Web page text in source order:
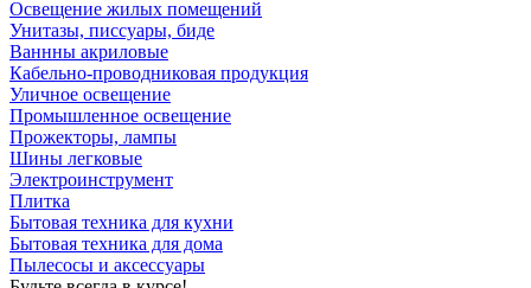
Освещение жилых помещений
Унитазы, писсуары, биде
Ваннны акриловые
Кабельно-проводниковая продукция
Уличное освещение
Промышленное освещение
Прожекторы, лампы
Шины легковые
Электроинструмент
Плитка
Бытовая техника для кухни
Бытовая техника для дома
Пылесосы и аксессуары